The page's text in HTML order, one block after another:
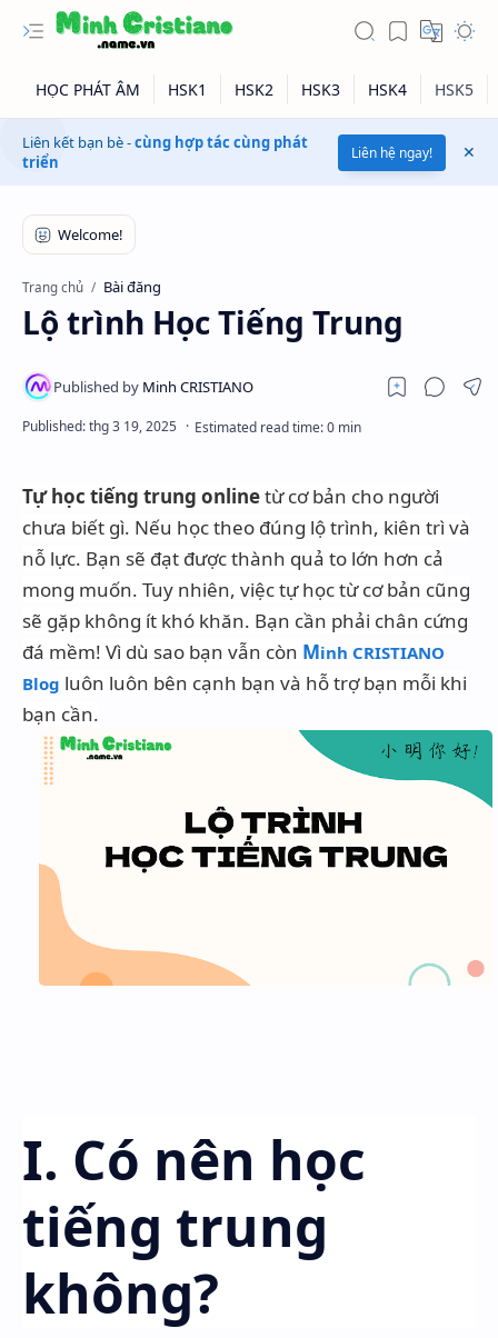
Up ảnh nhanh lấy link
Get link Google Drive
Lấy mã màu từ ảnh
Chuyển ảnh -> WEBP
Liên kết bạn bè -cùng hợp tác cùng phát
triển
Liên hệ ngay!
Trang chủ Bài đăng
Lộ trình Học Tiếng Trung
Tự học tiếng trung onlinetừ cơ bản cho người
chưa biết gì. Nếu học theo đúng lộ trình, kiên trì và
nỗ lực. Bạn sẽ đạt được thành quả to lớn hơn cả
mong muốn. Tuy nhiên, việc tự học từ cơ bản cũng
sẽ gặp không ít khó khăn. Bạn cần phải chân cứng
đá mềm! Vì dù sao bạn vẫn còn Minh CRISTIANO
Blog luôn luôn bên cạnh bạn và hỗ trợ bạn mỗi khi
bạn cần.
I. Có nên học
tiếng trung
không?